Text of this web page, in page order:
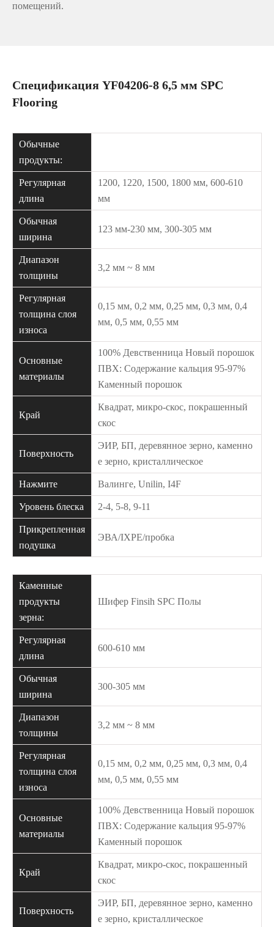
помещений.
Спецификация YF04206-8 6,5 мм SPC
Flooring
Обычные
продукты:
Регулярная
длина
1200, 1220, 1500, 1800 мм, 600-610
мм
Обычная
ширина
123 мм-230 мм, 300-305 мм
Диапазон
толщины
3,2 мм ~ 8 мм
Регулярная
толщина слоя
износа
0,15 мм, 0,2 мм, 0,25 мм, 0,3 мм, 0,4
мм, 0,5 мм, 0,55 мм
Основные
материалы
100% Девственница Новый порошок
ПВХ: Содержание кальция 95-97%
Каменный порошок
Край
Квадрат, микро-скос, покрашенный
скос
Поверхность
ЭИР, БП, деревянное зерно, каменно
е зерно, кристаллическое
Нажмите Валинге, Unilin, I4F
Уровень блеска 2-4, 5-8, 9-11
Прикрепленная
подушка
ЭВА/IXPE/пробка
Каменные
продукты
зерна:
Шифер Finsih SPC Полы
Регулярная
длина
600-610 мм
Обычная
ширина
300-305 мм
Диапазон
толщины
3,2 мм ~ 8 мм
Регулярная
толщина слоя
износа
0,15 мм, 0,2 мм, 0,25 мм, 0,3 мм, 0,4
мм, 0,5 мм, 0,55 мм
Основные
материалы
100% Девственница Новый порошок
ПВХ: Содержание кальция 95-97%
Каменный порошок
Край
Квадрат, микро-скос, покрашенный
скос
Поверхность
ЭИР, БП, деревянное зерно, каменно
е зерно, кристаллическое